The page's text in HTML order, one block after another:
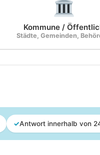
Kommune /
Städte, Gemeinden,
✓Antwort innerhalb von